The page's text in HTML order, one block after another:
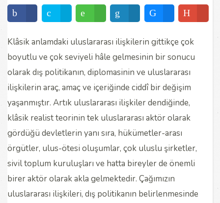
Klâsik anlamdaki uluslararası ilişkilerin gittikçe çok
boyutlu ve çok seviyeli hâle gelmesinin bir sonucu
olarak dış politikanın, diplomasinin ve uluslararası
ilişkilerin araç, amaç ve içeriğinde ciddî bir değişim
yaşanmıştır. Artık uluslararası ilişkiler dendiğinde,
klâsik realist teorinin tek uluslararası aktör olarak
gördüğü devletlerin yanı sıra, hükümetler-arası
örgütler, ulus-ötesi oluşumlar, çok uluslu şirketler,
sivil toplum kuruluşları ve hatta bireyler de önemli
birer aktör olarak akla gelmektedir. Çağımızın
uluslararası ilişkileri, dış politikanın belirlenmesinde